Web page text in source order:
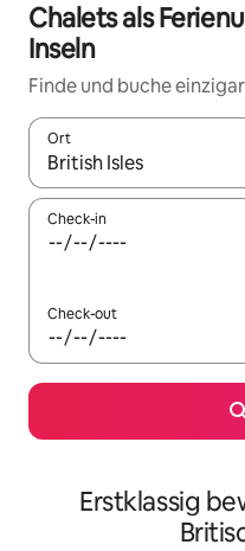
Chalets als
Inseln
Finde und buche
Ort
Wenn Ergebnisse
Check-in
Check-out
Erstklassig